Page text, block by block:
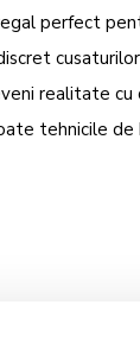
perfect
realitate
tehnicile de